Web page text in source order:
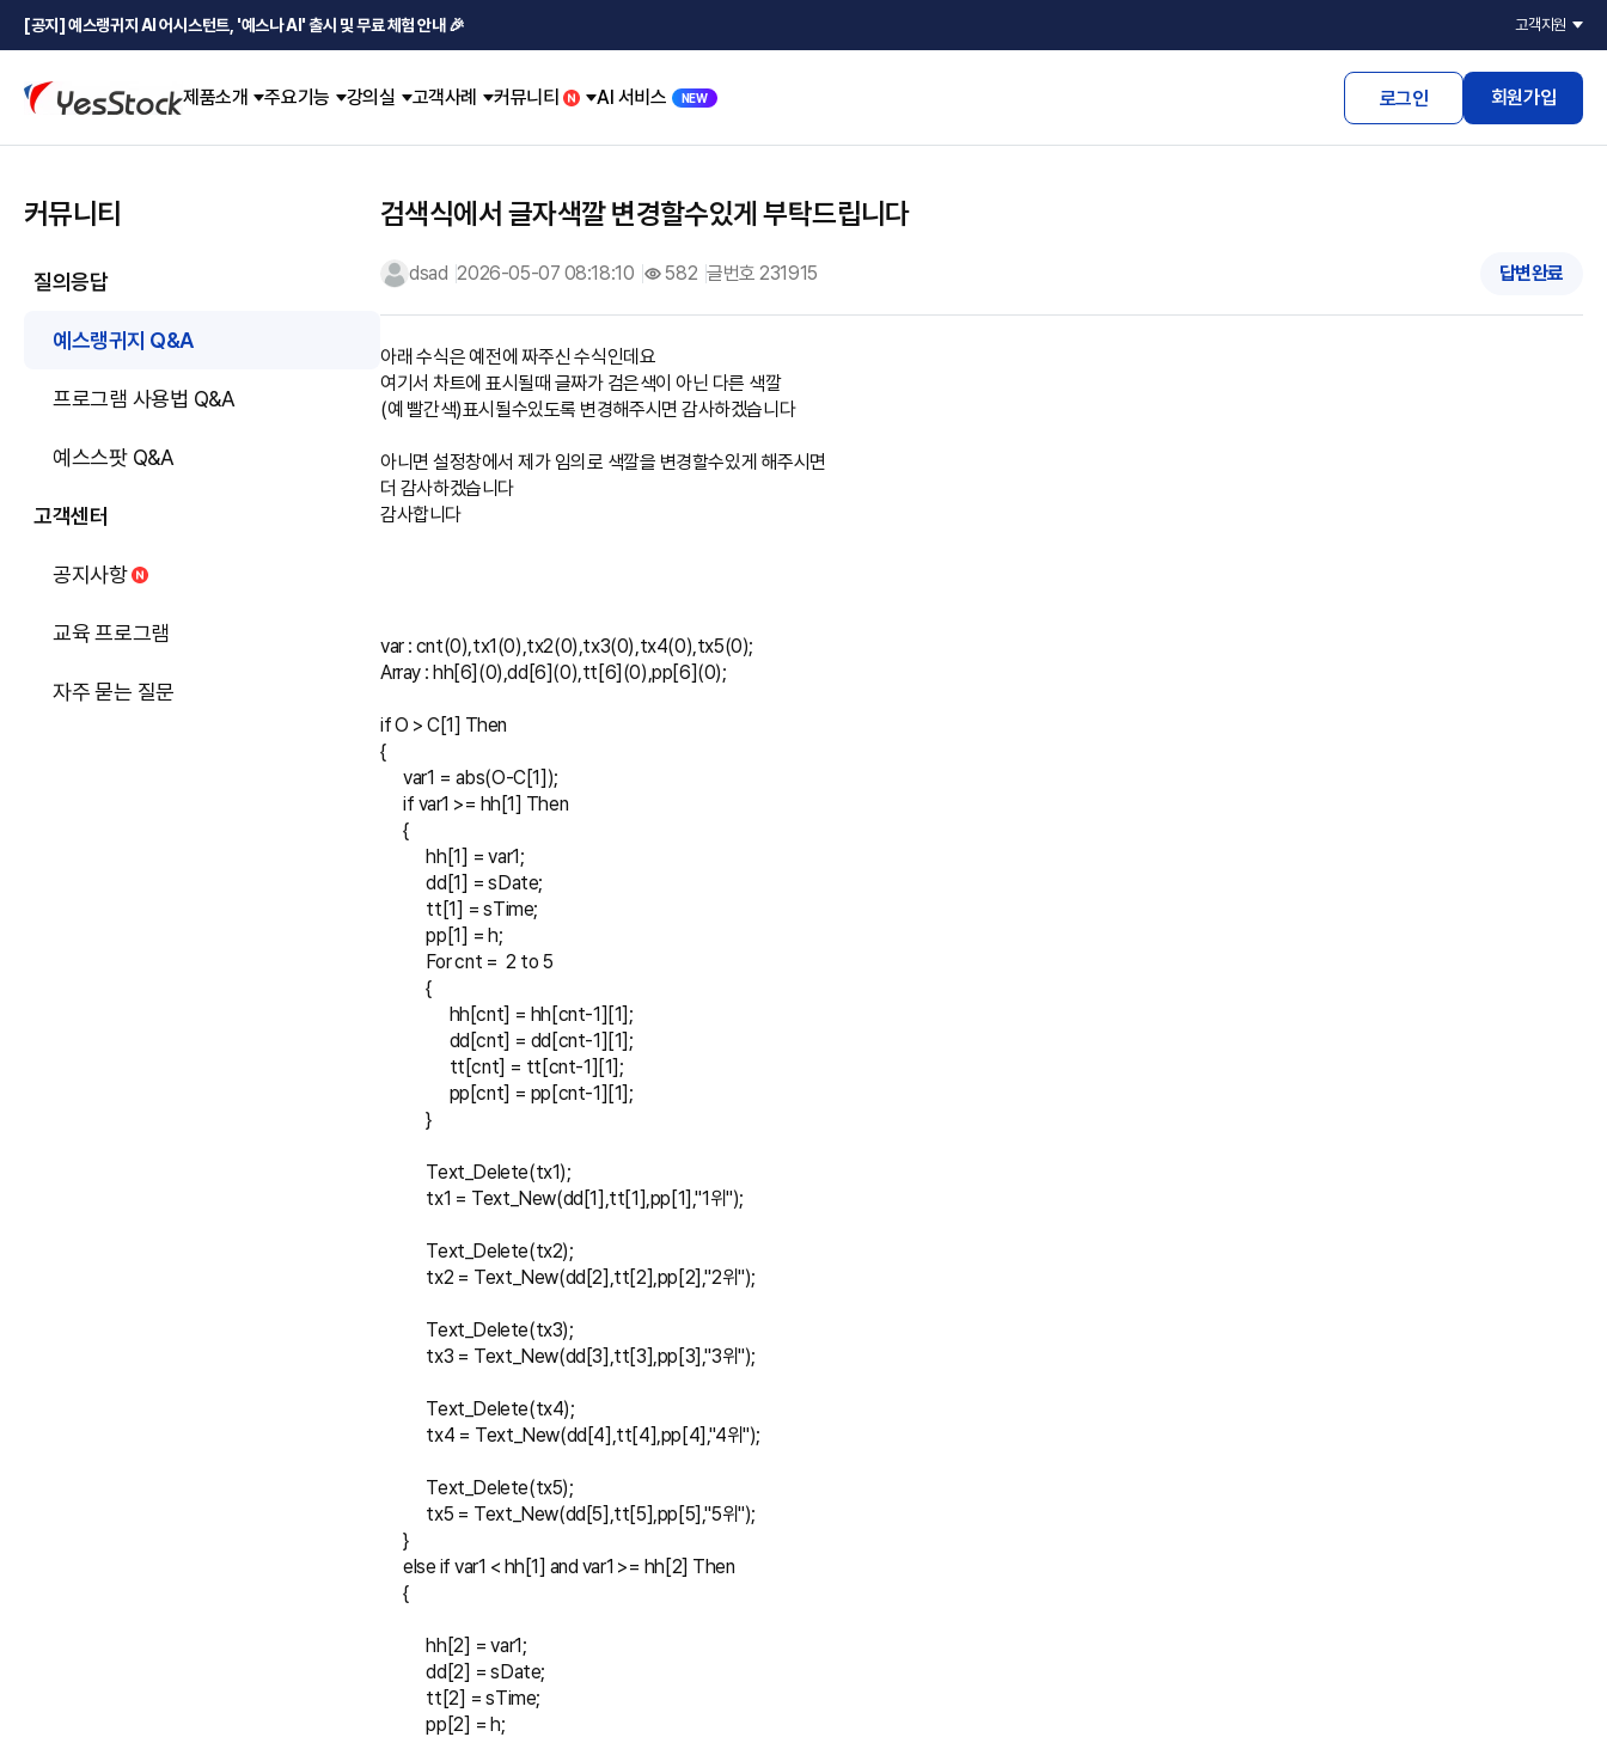
[공지] 예스랭귀지 AI 어시스턴트, '예스나 AI' 출시 및 무료 체험 안내 🎉 고객지원
제품소개 주요기능 강의실 고객사례 커뮤니티 AI 서비스 NEW 로그인 회원가입
커뮤니티
질의응답
예스랭귀지 Q&A
프로그램 사용법 Q&A
예스스팟 Q&A
고객센터
공지사항
교육 프로그램
자주 묻는 질문
검색식에서 글자색깔 변경할수있게 부탁드립니다
dsad 2026-05-07 08:18:10 582 글번호 231915 답변완료
아래 수식은 예전에 짜주신 수식인데요
여기서 차트에 표시될때 글짜가 검은색이 아닌 다른 색깔
(예 빨간색)표시될수있도록 변경해주시면 감사하겠습니다
아니면 설정창에서 제가 임의로 색깔을 변경할수있게 해주시면
더 감사하겠습니다
감사합니다
var : cnt(0),tx1(0),tx2(0),tx3(0),tx4(0),tx5(0);
Array : hh[6](0),dd[6](0),tt[6](0),pp[6](0);
if O > C[1] Then
{
var1 = abs(O-C[1]);
if var1 >= hh[1] Then
{
hh[1] = var1;
dd[1] = sDate;
tt[1] = sTime;
pp[1] = h;
For cnt =  2 to 5
{
hh[cnt] = hh[cnt-1][1];
dd[cnt] = dd[cnt-1][1];
tt[cnt] = tt[cnt-1][1];
pp[cnt] = pp[cnt-1][1];
}
Text_Delete(tx1);
tx1 = Text_New(dd[1],tt[1],pp[1],"1위");
Text_Delete(tx2);
tx2 = Text_New(dd[2],tt[2],pp[2],"2위");
Text_Delete(tx3);
tx3 = Text_New(dd[3],tt[3],pp[3],"3위");
Text_Delete(tx4);
tx4 = Text_New(dd[4],tt[4],pp[4],"4위");
Text_Delete(tx5);
tx5 = Text_New(dd[5],tt[5],pp[5],"5위");
}
else if var1 < hh[1] and var1 >= hh[2] Then
{
hh[2] = var1;
dd[2] = sDate;
tt[2] = sTime;
pp[2] = h;